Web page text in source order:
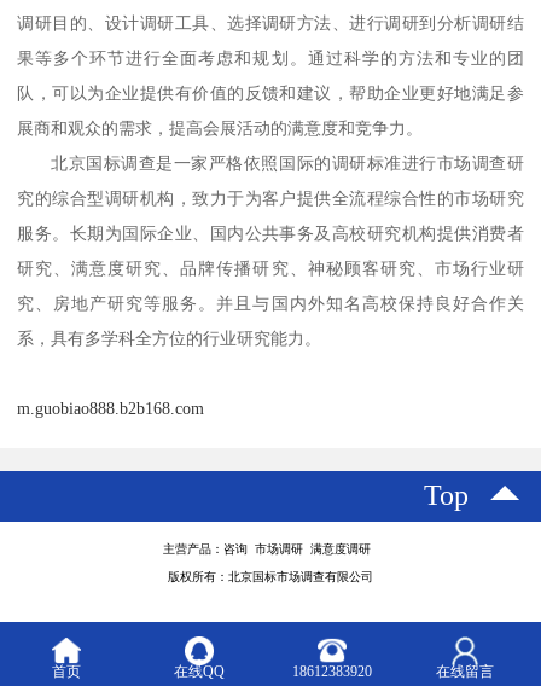
调研目的、设计调研工具、选择调研方法、进行调研到分析调研结
果等多个环节进行全面考虑和规划。通过科学的方法和专业的团
队，可以为企业提供有价值的反馈和建议，帮助企业更好地满足参
展商和观众的需求，提高会展活动的满意度和竞争力。
北京国标调查是一家严格依照国际的调研标准进行市场调查研
究的综合型调研机构，致力于为客户提供全流程综合性的市场研究
服务。长期为国际企业、国内公共事务及高校研究机构提供消费者
研究、满意度研究、品牌传播研究、神秘顾客研究、市场行业研
究、房地产研究等服务。并且与国内外知名高校保持良好合作关
系，具有多学科全方位的行业研究能力。
m.guobiao888.b2b168.com
Top
主营产品：咨询 市场调研 满意度调研
版权所有：北京国标市场调查有限公司
首页 在线QQ 18612383920 在线留言